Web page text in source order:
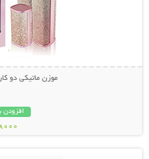
موزن ماتیکی دو
افزودن
798000
نمایش